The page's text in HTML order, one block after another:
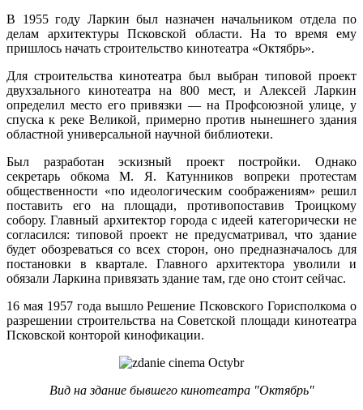
В 1955 году Ларкин был назначен начальником отдела по
делам архитектуры Псковской области. На то время ему
пришлось начать строительство кинотеатра «Октябрь».
Для строительства кинотеатра был выбран типовой проект
двухзального кинотеатра на 800 мест, и Алексей Ларкин
определил место его привязки — на Профсоюзной улице, у
спуска к реке Великой, примерно против нынешнего здания
областной универсальной научной библиотеки.
Был разработан эскизный проект постройки. Однако
секретарь обкома М. Я. Катунников вопреки протестам
общественности «по идеологическим соображениям» решил
поставить его на площади, противопоставив Троицкому
собору. Главный архитектор города с идеей категорически не
согласился: типовой проект не предусматривал, что здание
будет обозреваться со всех сторон, оно предназначалось для
постановки в квартале. Главного архитектора уволили и
обязали Ларкина привязать здание там, где оно стоит сейчас.
16 мая 1957 года вышло Решение Псковского Горисполкома о
разрешении строительства на Советской площади кинотеатра
Псковской конторой кинофикации.
Вид на здание бывшего кинотеатра "Октябрь"